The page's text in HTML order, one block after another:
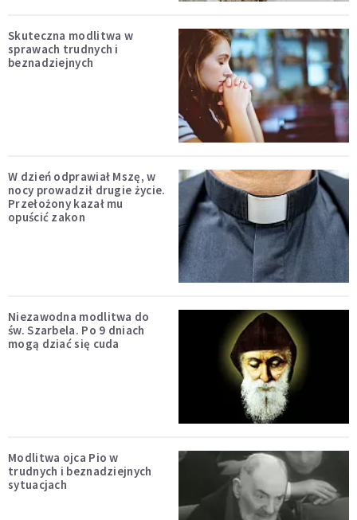
Skuteczna modlitwa w
sprawach trudnych i
beznadziejnych
W dzień odprawiał Mszę, w
nocy prowadził drugie życie.
Przełożony kazał mu
opuścić zakon
Niezawodna modlitwa do
św. Szarbela. Po 9 dniach
mogą dziać się cuda
Modlitwa ojca Pio w
trudnych i beznadziejnych
sytuacjach